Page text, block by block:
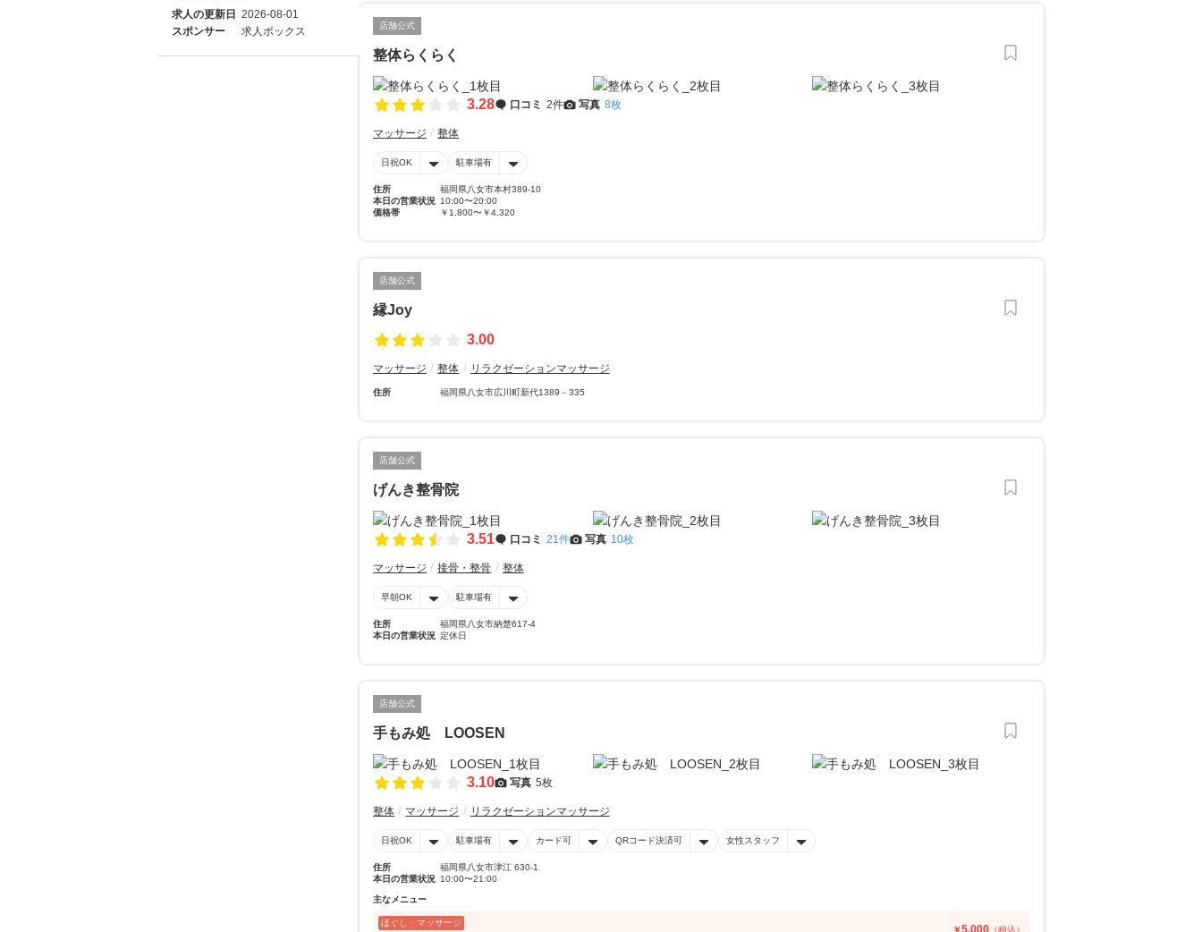
店舗公式
整体らくらく
3.28 口コミ 2件 写真 8枚
マッサージ 整体
日祝OK 駐車場有
住所
福岡県八女市本村389-10
本日の営業状況 10:00〜20:00
価格帯
￥1,800〜￥4,320
店舗公式
縁Joy
3.00
マッサージ 整体 リラクゼーションマッサージ
住所 福岡県八女市広川町新代1389－335
店舗公式
げんき整骨院
3.51 口コミ 21件 写真 10枚
マッサージ 接骨・整骨 整体
早朝OK 駐車場有
住所
福岡県八女市納楚617-4
本日の営業状況 定休日
店舗公式
手もみ処 LOOSEN
3.10 写真 5枚
整体 マッサージ リラクゼーションマッサージ
日祝OK 駐車場有 カード可 QRコード決済可 女性スタッフ
住所
福岡県八女市津江 630-1
本日の営業状況 10:00〜21:00
主なメニュー
ほぐし・マッサージ
￥5,000 （税込）
求人の更新日 2026-08-01
スポンサー
求人ボックス